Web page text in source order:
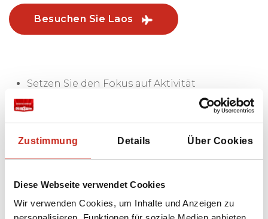
Zustimmung Details Über Cookies
Diese Webseite verwendet Cookies
Wir verwenden Cookies, um Inhalte und Anzeigen zu
Besuchen Sie Laos
Setzen Sie den Fokus auf Aktivität
(Wanderungen in den Bergen);
Wählen Sie lokale Erlebnisse mit
persönlichen Meet-a-local-Aktivitäten;
Abenteuerliche Aktivitäten für ein raues
ausgetretenen Pfade);
Vertiefung: erleben Sie Natur, Kunst,